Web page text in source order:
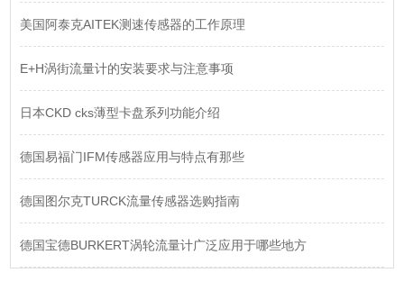
美国阿泰克AITEK测速传感器的工作原理
E+H涡街流量计的安装要求与注意事项
日本CKD cks薄型卡盘系列功能介绍
德国易福门IFM传感器应用与特点有那些
德国图尔克TURCK流量传感器选购指南
德国宝德BURKERT涡轮流量计广泛应用于哪些地方